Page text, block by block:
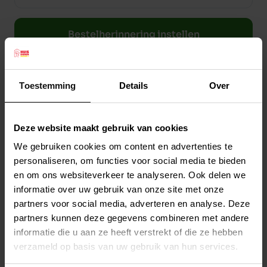
Toestemming Details Over
Deze website maakt gebruik van cookies
We gebruiken cookies om content en advertenties te
personaliseren, om functies voor social media te bieden
en om ons websiteverkeer te analyseren. Ook delen we
informatie over uw gebruik van onze site met onze
partners voor social media, adverteren en analyse. Deze
partners kunnen deze gegevens combineren met andere
informatie die u aan ze heeft verstrekt of die ze hebben
verzameld op basis van uw gebruik van hun services.
Mineraux/Mineralen,
Seeds/Saaten/Graines/Zaden, Yeast / Hefe /
Levure/Gist, Eggs and egg derivates/Eier und
eierzugnisse/Oeufs et produits des oeufs/Ei en
eiproducten. **Analytical constituents: /
Analytische Bestandteile: / Tables d‘
analyses/Analytische bestanddelen:** Crude
protein / Rohprotein / Protéines brutes/Eiwit
29.0 % Crude oils and fats / Rohöle und -Fette
/Lipides brutes/ Vet 19.0 % Crude fibre /
Rohfaser / Fibres brutes/Celstof 3.0 % Crude ash
/ Rohasche /Cendres brutes/ As 7.0 % Calcium /
Kalzium / Calcium/Calcium 1.5 % Phosphorus /
Phosphor /Phosphore/ Fosfor 1.0 % **FEED
Bestelherinnering instellen
Productreviews
(1 beoordeling)
1 0 beoordelingen
2 0beoordelingen
4 0 beoordelingen
5 1 beoordeling